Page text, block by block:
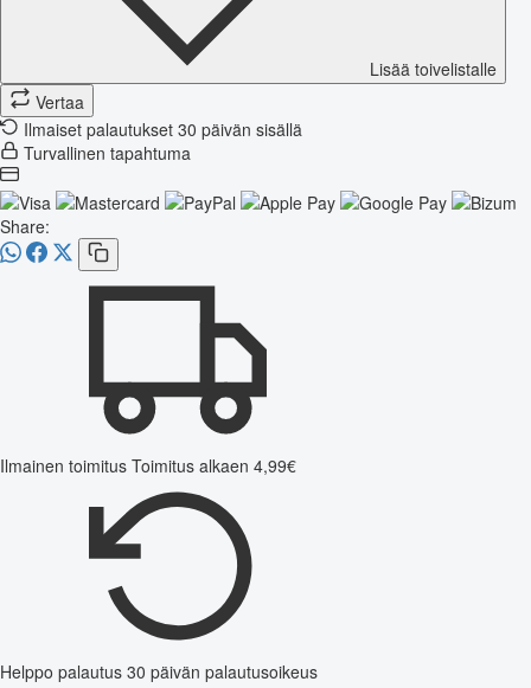
Lisää toivelistalle
Vertaa
Ilmaiset palautukset 30 päivän sisällä
Turvallinen tapahtuma
Share:
Ilmainen toimitus Toimitus alkaen 4,99€
Helppo palautus 30 päivän palautusoikeus